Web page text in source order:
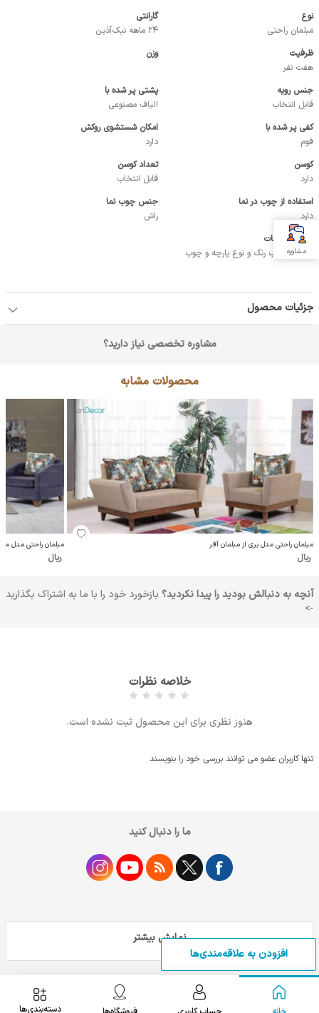
افزودن به علاقه‌مندی‌ها
نوع
مبلمان راحتی
گارانتی
24 ماهه نیک‌آذین
ظرفیت
هفت نفر
وزن
جنس رویه
قابل انتخاب
پشتی پر شده با
الیاف مصنوعی
کفی پر شده با
فوم
امکان شستشوی روکش
دارد
کوسن
دارد
تعداد کوسن
قابل انتخاب
استفاده از چوب در نما
دارد
جنس چوب نما
راش
دیگر توضیحات
امکان انتخاب رنگ و نوع پارچه و چوب
جزئیات محصول
مشاوره تخصصی نیاز دارید؟
محصولات مشابه
مبلمان راحتی مدل بری از مبلمان آفر
ریال
مبلمان راحتی مدل
ریال
آنچه به دنبالش بودید را پیدا نکردید؟ بازخورد خود را با ما به اشتراک بگذارید
->
خلاصه نظرات
هنوز نظری برای این محصول ثبت نشده است.
تنها کاربران عضو می توانند بررسی خود را بنویسند
دسته‌بندی‌ها
ما را دنبال کنید
نمایش بیشتر
مشاوره